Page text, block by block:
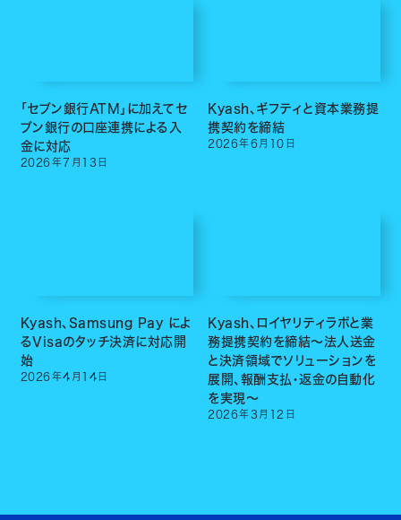
「セブン銀行ATM」に加えてセ
ブン銀行の口座連携による入
金に対応
2026年7 月 13 日
Kyash、ギフティと資本業務提
携契約を締結
2026年6 月 10 日
Kyash、Samsung Pay によ
るVisaのタッチ決済に対応開
始
2026年4 月 14 日
Kyash、ロイヤリティラボと業
務提携契約を締結〜法人送金
と決済領域でソリューションを
展開、報酬支払・返金の自動化
を実現〜
2026年3 月 12 日